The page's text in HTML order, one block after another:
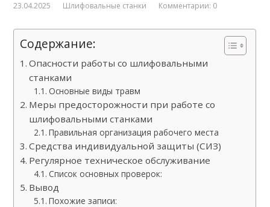
23.04.2025 Шлифовальные станки Комментарии: 0
Содержание:
Опасности работы со шлифовальными
станками
Основные виды травм
Меры предосторожности при работе со
шлифовальными станками
Правильная организация рабочего места
Средства индивидуальной защиты (СИЗ)
Регулярное техническое обслуживание
Список основных проверок:
Вывод
Похожие записи: